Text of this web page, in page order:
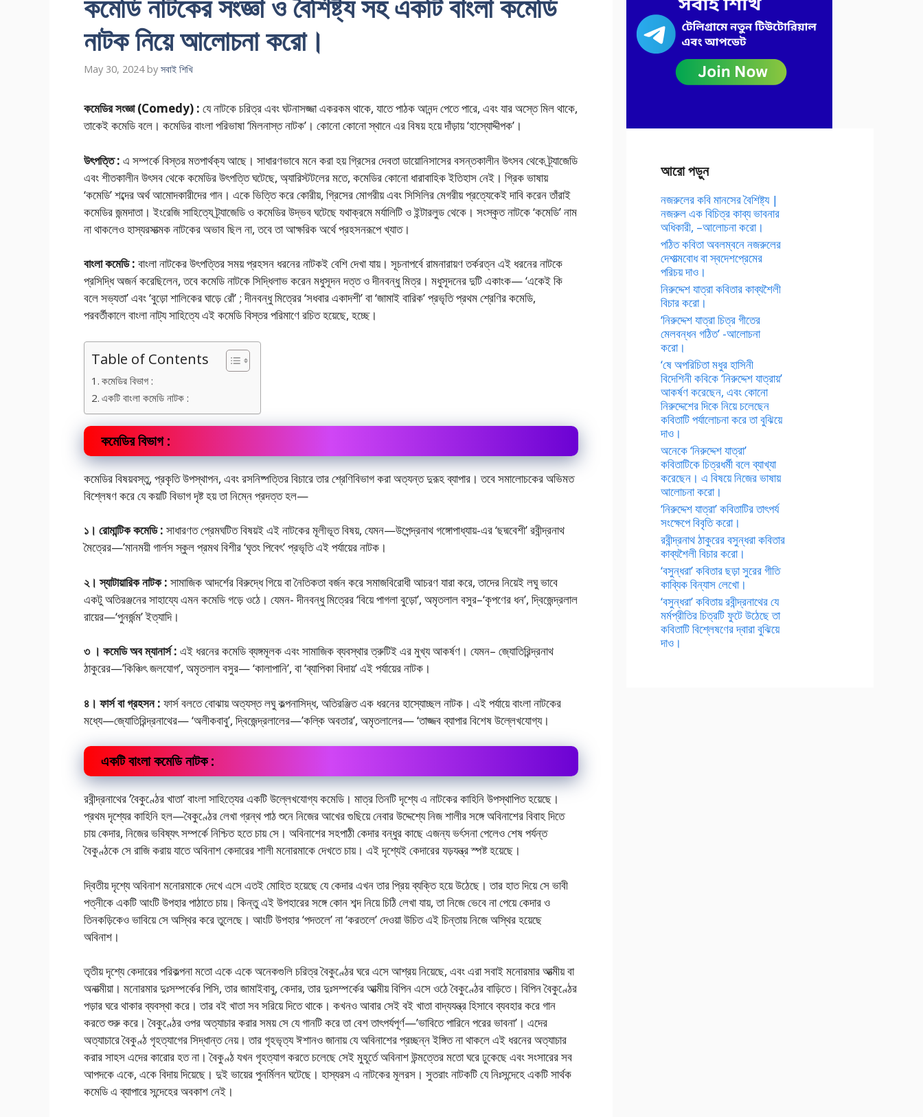
নাটক নিয়ে আলোচনা করো।
May 30, 2024 by সবাই শিখি
কমেডির সংজ্ঞা (Comedy) : যে নাটকে চরিত্র এবং ঘটনাসজ্জা একরকম থাকে, যাতে পাঠক আনন্দ পেতে পারে, এবং যার অস্তে মিল থাকে,
তাকেই কমেডি বলে। কমেডির বাংলা পরিভাষা ‘মিলনাস্ত নাটক’। কোনো কোনো স্থানে এর বিষয় হয়ে দাঁড়ায় ‘হাস্যোদ্দীপক’।
উৎপত্তি : এ সম্পর্কে বিস্তর মতপার্থক্য আছে। সাধারণভাবে মনে করা হয় গ্রিসের দেবতা ডায়োনিসাসের বসন্তকালীন উৎসব থেকে ট্র্যাজেডি
এবং শীতকালীন উৎসব থেকে কমেডির উৎপত্তি ঘটেছে, অ্যারিস্টটলের মতে, কমেডির কোনো ধারাবাহিক ইতিহাস নেই। গ্রিক ভাষায়
‘কমেডি’ শব্দের অর্থ আমোদকারীদের গান। একে ভিত্তি করে কোরীয়, গ্রিসের মোগরীয় এবং সিসিলির মেগরীয় প্রত্যেকেই দাবি করেন তাঁরাই
কমেডির জন্মদাতা। ইংরেজি সাহিত্যে ট্র্যাজেডি ও কমেডির উদ্ভব ঘটেছে যথাক্রমে মর্যালিটি ও ইন্টারলুড থেকে। সংস্কৃত নাটকে ‘কমেডি’ নাম
না থাকলেও হাস্যরসাত্মক নাটকের অভাব ছিল না, তবে তা আক্ষরিক অর্থে প্রহসনরূপে খ্যাত।
বাংলা কমেডি : বাংলা নাটকের উৎপত্তির সময় প্রহসন ধরনের নাটকই বেশি দেখা যায়। সূচনাপর্বে রামনারায়ণ তর্করত্ন এই ধরনের নাটকে
প্রসিদ্ধি অজর্ন করেছিলেন, তবে কমেডি নাটকে সিদ্ধিলাভ করেন মধুসূদন দত্ত ও দীনবন্ধু মিত্র। মধুসূদনের দুটি একাংক— ‘একেই কি
বলে সভ্যতা’ এবং ‘বুড়ো শালিকের ঘাড়ে রোঁ’ ; দীনবন্ধু মিত্রের ‘সধবার একাদশী’ বা ‘জামাই বারিক’ প্রভৃতি প্রথম শ্রেণির কমেডি,
পরবর্তীকালে বাংলা নাট্য সাহিত্যে এই কমেডি বিস্তর পরিমাণে রচিত হয়েছে, হচ্ছে।
Table of Contents
কমেডির বিভাগ :
একটি বাংলা কমেডি নাটক :
কমেডির বিভাগ :
কমেডির বিষয়বস্তু, প্রকৃতি উপস্থাপন, এবং রসনিষ্পত্তির বিচারে তার শ্রেণিবিভাগ করা অত্যন্ত দুরূহ ব্যাপার। তবে সমালোচকের অভিমত
বিশ্লেষণ করে যে কয়টি বিভাগ দৃষ্ট হয় তা নিম্নে প্রদত্ত হল—
১। রোমান্টিক কমেডি : সাধারণত প্রেমঘটিত বিষয়ই এই নাটকের মূলীভূত বিষয়, যেমন—উপেন্দ্রনাথ গঙ্গোপাধ্যায়-এর ‘ছদ্মবেশী’ রবীন্দ্রনাথ
মৈত্রের—’মানময়ী গার্লস স্কুল প্রমথ বিশীর ‘ঘৃতং পিবেৎ’ প্রভৃতি এই পর্যায়ের নাটক।
২। স্যাটায়ারিক নাটক : সামাজিক আদর্শের বিরুদ্ধে গিয়ে বা নৈতিকতা বর্জন করে সমাজবিরোধী আচরণ যারা করে, তাদের নিয়েই লঘু ভাবে
একটু অতিরঞ্জনের সাহায্যে এমন কমেডি গড়ে ওঠে। যেমন- দীনবন্ধু মিত্রের ‘বিয়ে পাগলা বুড়ো’, অমৃতলাল বসুর–‘কৃপণের ধন’, দ্বিজেন্দ্রলাল
রায়ের—‘পুনর্জন্ম’ ইত্যাদি।
৩ । কমেডি অব ম্যানার্স : এই ধরনের কমেডি ব্যঙ্গমূলক এবং সামাজিক ব্যবস্থার ত্রুটিই এর মুখ্য আকর্ষণ। যেমন– জ্যোতিরিন্দ্রনাথ
ঠাকুরের—’কিঞ্চিৎ জলযোগ’, অমৃতলাল বসুর— ‘কালাপানি’, বা ‘ব্যাপিকা বিদায়’ এই পর্যায়ের নাটক।
৪। ফার্স বা গ্রহসন : ফার্স বলতে বোঝায় অত্যস্ত লঘু কল্পনাসিদ্ধ, অতিরঞ্জিত এক ধরনের হাস্যোচ্ছল নাটক। এই পর্যায়ে বাংলা নাটকের
মধ্যে—জ্যোতিরিন্দ্রনাথের— ‘অলীকবাবু’, দ্বিজেন্দ্রলালের—’কল্কি অবতার’, অমৃতলালের— ‘তাজ্জব ব্যাপার বিশেষ উল্লেখযোগ্য।
একটি বাংলা কমেডি নাটক :
রবীন্দ্রনাথের ‘বৈকুণ্ঠের খাতা’ বাংলা সাহিত্যের একটি উল্লেখযোগ্য কমেডি। মাত্র তিনটি দৃশ্যে এ নাটকের কাহিনি উপস্থাপিত হয়েছে।
প্রথম দৃশ্যের কাহিনি হল—বৈকুণ্ঠের লেখা গ্রন্থ পাঠ শুনে নিজের আখের গুছিয়ে নেবার উদ্দেশ্যে নিজ শালীর সঙ্গে অবিনাশের বিবাহ দিতে
চায় কেদার, নিজের ভবিষ্যৎ সম্পর্কে নিশ্চিত হতে চায় সে। অবিনাশের সহপাঠী কেদার বন্ধুর কাছে এজন্য ভর্ৎসনা পেলেও শেষ পর্যন্ত
বৈকুণ্ঠকে সে রাজি করায় যাতে অবিনাশ কেদারের শালী মনোরমাকে দেখতে চায়। এই দৃশ্যেই কেদারের যড়যন্ত্র স্পষ্ট হয়েছে।
দ্বিতীয় দৃশ্যে অবিনাশ মনোরমাকে দেখে এসে এতই মোহিত হয়েছে যে কেদার এখন তার প্রিয় ব্যক্তি হয়ে উঠেছে। তার হাত দিয়ে সে ভাবী
পত্নীকে একটি আংটি উপহার পাঠাতে চায়। কিন্তু এই উপহারের সঙ্গে কোন শব্দ নিয়ে চিঠি লেখা যায়, তা নিজে ভেবে না পেয়ে কেদার ও
তিনকড়িকেও ভাবিয়ে সে অস্থির করে তুলেছে। আংটি উপহার ‘পদতলে’ না ‘করতলে’ দেওয়া উচিত এই চিন্তায় নিজে অস্থির হয়েছে
অবিনাশ।
তৃতীয় দৃশ্যে কেদারের পরিকল্পনা মতো একে একে অনেকগুলি চরিত্র বৈকুণ্ঠের ঘরে এসে আশ্রয় নিয়েছে, এবং এরা সবাই মনোরমার আত্মীয় বা
অনাত্মীয়া। মনোরমার দুঃসম্পর্কের পিসি, তার জামাইবাবু, কেদার, তার দুঃসম্পর্কের আত্মীয় বিপিন এসে ওঠে বৈকুণ্ঠের বাড়িতে। বিপিন বৈকুণ্ঠের
পড়ার ঘরে থাকার ব্যবস্থা করে। তার বই খাতা সব সরিয়ে দিতে থাকে। কখনও আবার সেই বই খাতা বাদ্যযন্ত্র হিসাবে ব্যবহার করে গান
করতে শুরু করে। বৈকুণ্ঠের ওপর অত্যাচার করার সময় সে যে গানটি করে তা বেশ তাৎপর্যপূর্ণ—’ভাবিতে পারিনে পরের ভাবনা’। এদের
অত্যাচারে বৈকুণ্ঠ গৃহত্যাগের সিদ্ধান্ত নেয়। তার গৃহভৃত্য ঈশানও জানায় যে অবিনাশের প্রচ্ছন্ন ইঙ্গিত না থাকলে এই ধরনের অত্যাচার
করার সাহস এদের কারোর হত না। বৈকুণ্ঠ যখন গৃহত্যাগ করতে চলেছে সেই মুহূর্তে অবিনাশ উন্মত্তের মতো ঘরে ঢুকেছে এবং সংসারের সব
আপদকে একে, একে বিদায় দিয়েছে। দুই ভায়ের পুনর্মিলন ঘটেছে। হাস্যরস এ নাটকের মূলরস। সুতরাং নাটকটি যে নিঃসন্দেহে একটি সার্থক
কমেডি এ ব্যাপারে সন্দেহের অবকাশ নেই।
আরো পড়ুন
নজরুলের কবি মানসের বৈশিষ্ট্য |
নজরুল এক বিচিত্র কাব্য ভাবনার
অধিকারী, –আলোচনা করো।
পঠিত কবিতা অবলম্বনে নজরুলের
দেশাত্মবোধ বা স্বদেশপ্রেমের
পরিচয় দাও।
নিরুদ্দেশ যাত্রা কবিতার কাব্যশৈলী
বিচার করো।
‘নিরুদ্দেশ যাত্রা চিত্র গীতের
মেলবন্ধন গঠিত’ -আলোচনা
করো।
‘ষে অপরিচিতা মধুর হাসিনী
বিদেশিনী কবিকে ‘নিরুদ্দেশ যাত্রায়’
আকর্ষণ করেছেন, এবং কোনো
নিরুদ্দেশের দিকে নিয়ে চলেছেন
কবিতাটি পর্যালোচনা করে তা বুঝিয়ে
দাও।
অনেকে ‘নিরুদ্দেশ যাত্রা’
কবিতাটিকে চিত্রধর্মী বলে ব্যাখ্যা
করেছেন। এ বিষয়ে নিজের ভাষায়
আলোচনা করো।
‘নিরুদ্দেশ যাত্রা’ কবিতাটির তাৎপর্য
সংক্ষেপে বিবৃতি করো।
রবীন্দ্রনাথ ঠাকুরের বসুন্ধরা কবিতার
কাব্যশৈলী বিচার করো।
‘বসুন্ধরা’ কবিতার ছড়া সুরের গীতি
কাব্যিক বিন্যাস লেখো।
‘বসুন্ধরা’ কবিতায় রবীন্দ্রনাথের যে
মর্মপ্রীতির চিত্রটি ফুটে উঠেছে তা
কবিতাটি বিশ্লেষণের দ্বারা বুঝিয়ে
দাও।